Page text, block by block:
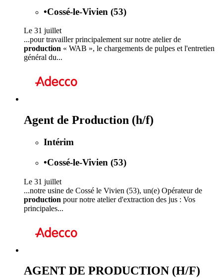
•Cossé-le-Vivien (53)
Le 31 juillet
...pour travailler principalement sur notre atelier de
production « WAB », le chargements de pulpes et l'entretien
général du...
Agent de Production (h/f)
Intérim
•Cossé-le-Vivien (53)
Le 31 juillet
...notre usine de Cossé le Vivien (53), un(e) Opérateur de
production pour notre atelier d'extraction des jus : Vos
principales...
AGENT DE PRODUCTION (H/F)